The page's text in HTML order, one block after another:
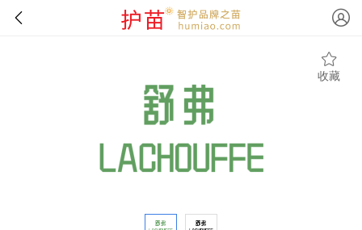
收藏